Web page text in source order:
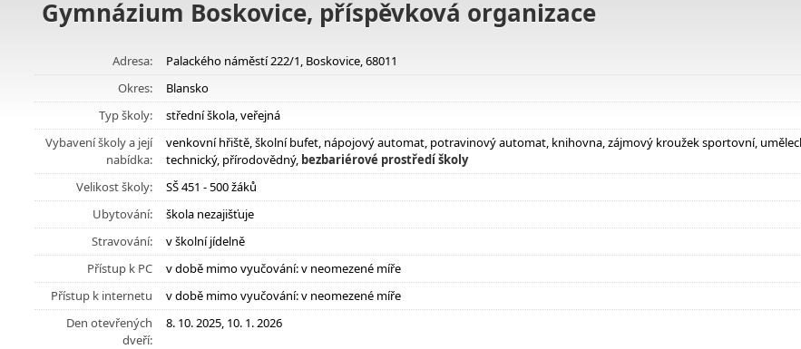
Gymnázium Boskovice, příspěvková organizace
Adresa:
Palackého náměstí 222/1, Boskovice, 68011
Okres:
Blansko
Typ školy:
střední škola, veřejná
Vybavení školy a její
nabídka:
venkovní hřiště, školní bufet, nápojový automat, potravinový automat, knihovna, zájmový kroužek sportovní,
technický, přírodovědný, bezbariérové prostředí školy
Velikost školy:
SŠ 451 - 500 žáků
Ubytování:
škola nezajišťuje
Stravování:
v školní jídelně
Přístup k PC
v době mimo vyučování: v neomezené míře
Přístup k internetu
v době mimo vyučování: v neomezené míře
Den otevřených
dveří:
8. 10. 2025, 10. 1. 2026